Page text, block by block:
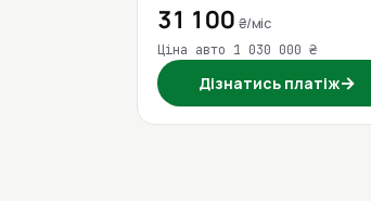
31 100 ₴/міс
Ціна авто 1 030 000 ₴
Дізнатись платіж→